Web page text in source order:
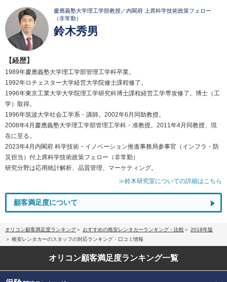
慶應義塾大学理工学部教授／内閣府 上席科学技術政策フェロー
（非常勤）
鈴木秀男
【経歴】
1989年慶應義塾大学理工学部管理工学科卒業。
1992年ロチェスター大学経営大学院修士課程修了。
1996年東京工業大学大学院理工学研究科博士課程経営工学専攻修了。博士（工
学）取得。
1996年筑波大学社会工学系・講師。2002年6月同助教授。
2008年4月慶應義塾大学理工学部管理工学科・准教授。2011年4月同教授、現
在に至る。
2023年4月内閣府 科学技術・イノベーション推進事務局参事官（インフラ・防
災担当）付上席科学技術政策フェロー（非常勤）
研究分野は応用統計解析、品質管理、マーケティング。
≫鈴木研究室についての詳細はこちら
顧客満足度について
オリコン顧客満足度ランキング おすすめの格安レンタカーランキング・比較
2018年版
格安レンタカーのスタッフの対応ランキング・口コミ情報
オリコン顧客満足度ランキング一覧